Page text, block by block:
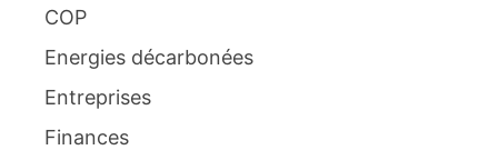
COP
Energies décarbonées
Entreprises
Finances